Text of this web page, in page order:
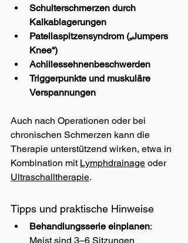
Schulterschmerzen durch
Kalkablagerungen
Patellaspitzensyndrom („Jumpers
Knee“)
Achillessehnenbeschwerden
Triggerpunkte und muskuläre
Verspannungen
Auch nach Operationen oder bei
chronischen Schmerzen kann die
Therapie unterstützend wirken, etwa in
Kombination mit Lymphdrainage oder
Ultraschalltherapie.
Tipps und praktische Hinweise
Behandlungsserie einplanen:
Meist sind 3–6 Sitzungen